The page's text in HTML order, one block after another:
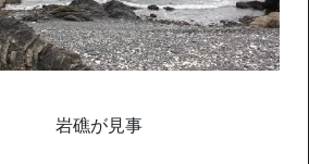
岩礁が見事